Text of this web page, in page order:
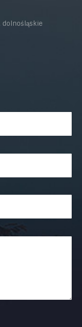
dolnośląskie